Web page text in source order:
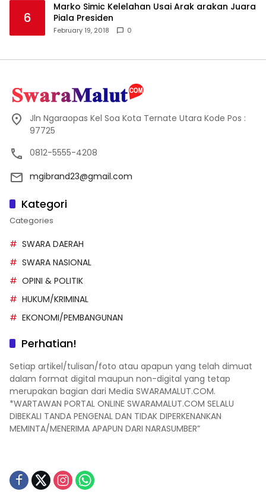
6
Marko Simic Kelelahan Usai Arak arakan Juara
Piala Presiden
February 19, 2018 0
Jln Ngaraopas Kel Soa Kota Ternate Utara Kode Pos :
97725
0812-5555-4208
mgibrand23@gmail.com
Kategori
Categories
SWARA DAERAH
SWARA NASIONAL
OPINI & POLITIK
HUKUM/KRIMINAL
EKONOMI/PEMBANGUNAN
Perhatian!
Setiap artikel/tulisan/foto atau apapun yang telah dimuat
dalam format digital maupun non-digital yang tetap
merupakan bagian dari Media SWARAMALUT.COM.
*WARTAWAN PORTAL ONLINE SWARAMALUT.COM SELALU
DIBEKALI TANDA PENGENAL DAN TIDAK DIPERKENANKAN
MEMINTA/MENERIMA APAPUN DARI NARASUMBER”